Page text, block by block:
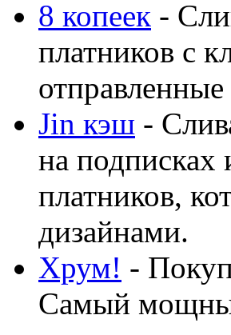
8 копеек -
платников с
Jin кэш -
на подписках
платников,
дизайнами.
Хрум! -
Самый